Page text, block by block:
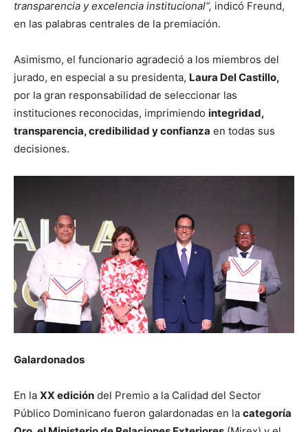
transparencia y excelencia institucional”, indicó Freund,
en las palabras centrales de la premiación.
Asimismo, el funcionario agradeció a los miembros del
jurado, en especial a su presidenta, Laura Del Castillo,
por la gran responsabilidad de seleccionar las
instituciones reconocidas, imprimiendo integridad,
transparencia, credibilidad y confianza en todas sus
decisiones.
Galardonados
En la XX edición del Premio a la Calidad del Sector
Público Dominicano fueron galardonadas en la categoría